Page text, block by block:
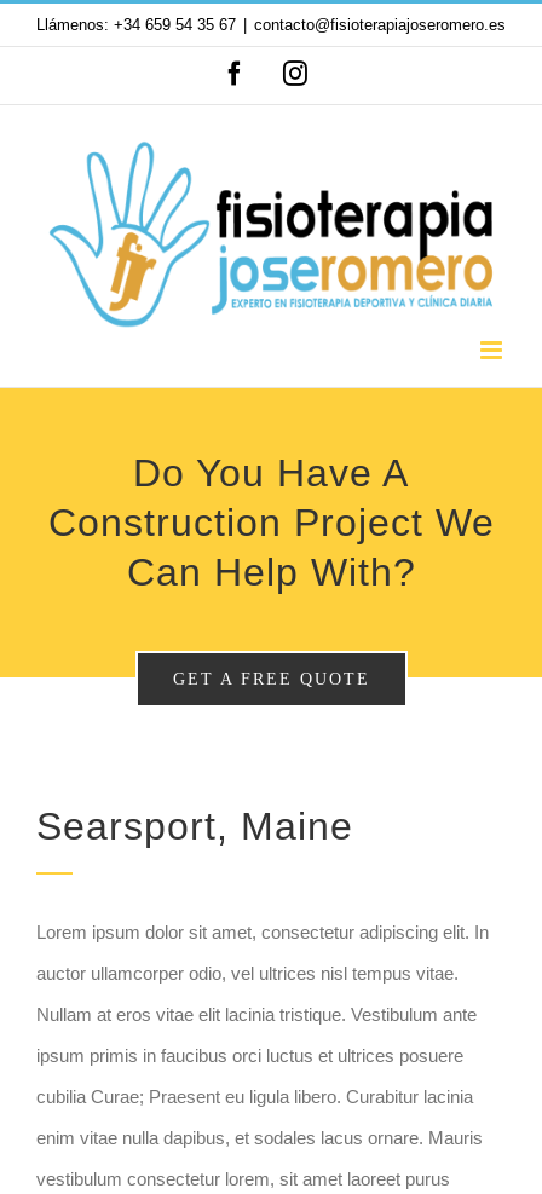
Saltar
contenido
Llámenos: +34 659 54 35 67 contacto@fisioterapiajoseromero.es
FacebookInstagram
Do You Have A
Construction Project We
Can Help With?
GET A FREE QUOTE
Searsport, Maine
Lorem ipsum dolor sit amet, consectetur adipiscing elit. In
auctor ullamcorper odio, vel ultrices nisl tempus vitae.
Nullam at eros vitae elit lacinia tristique. Vestibulum ante
ipsum primis in faucibus orci luctus et ultrices posuere
cubilia Curae; Praesent eu ligula libero. Curabitur lacinia
enim vitae nulla dapibus, et sodales lacus ornare. Mauris
vestibulum consectetur lorem, sit amet laoreet purus